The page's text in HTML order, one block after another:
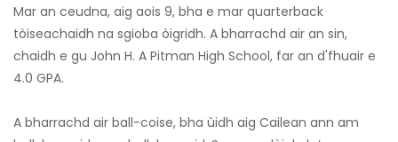
Mar an ceudna, aig aois 9, bha e mar quarterback
tòiseachaidh na sgioba òigridh. A bharrachd air an sin,
chaidh e gu John H. A Pitman High School, far an d'fhuair e
4.0 GPA.
A bharrachd air ball-coise, bha ùidh aig Cailean ann am